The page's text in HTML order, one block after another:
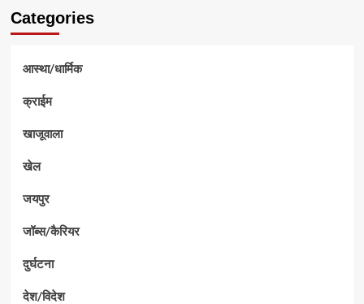
Categories
आस्था/धार्मिक
क्राईम
खाजूवाला
खेल
जयपुर
जॉब्स/कैरियर
दुर्घटना
देश/विदेश